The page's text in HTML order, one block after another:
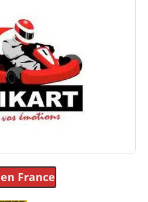
en France